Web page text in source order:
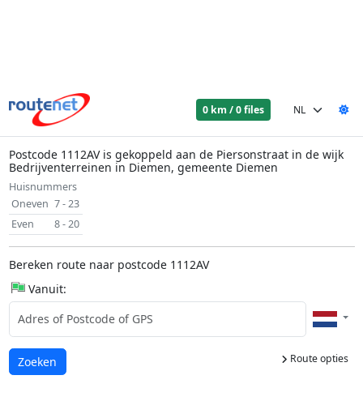
0 km / 0 files
Postcode 1112AV is gekoppeld aan de Piersonstraat in de wijk
Bedrijventerreinen in Diemen, gemeente Diemen
Huisnummers
Oneven 7 - 23
Even
8 - 20
Bereken route naar postcode 1112AV
Vanuit:
Route opties
Laden...
Zoeken